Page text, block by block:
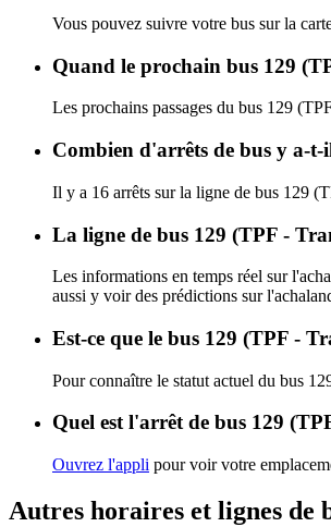
Vous pouvez suivre votre bus sur la
Quand le prochain bus 129
Les prochains passages du bus 129
Combien d'arrêts de bus y a-
Il y a 16 arrêts sur la ligne de bus 129
La ligne de bus 129 (TPF -
Les informations en temps réel sur
aussi y voir des prédictions sur
Est-ce que le bus 129 (TPF -
Pour connaître le statut actuel du bus
Quel est l'arrêt de bus 129
Ouvrez l'appli pour voir votre
Autres horaires et lignes de